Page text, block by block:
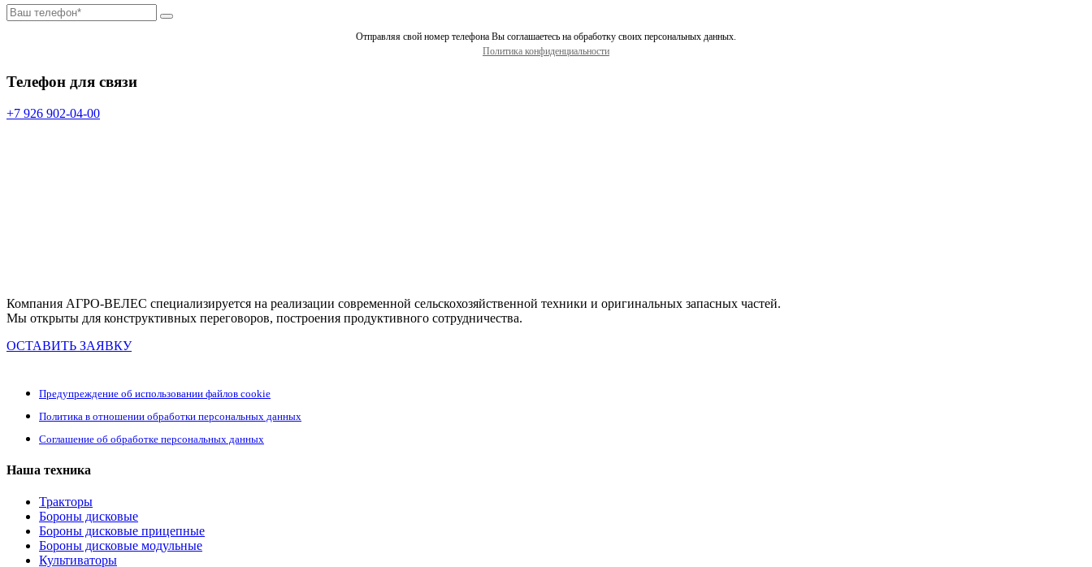
Отправляя свой номер телефона Вы соглашаетесь на обработку своих персональных данных.
Политика конфиденциальности
Телефон для связи
+7 926 902-04-00
Компания АГРО-ВЕЛЕС специализируется на реализации современной сельскохозяйственной техники и оригинальных запасных частей.
Мы открыты для конструктивных переговоров, построения продуктивного сотрудничества.
ОСТАВИТЬ ЗАЯВКУ
Предупреждение об использовании файлов cookie
Политика в отношении обработки персональных данных
Соглашение об обработке персональных данных
Наша техника
Тракторы
Бороны дисковые
Бороны дисковые прицепные
Бороны дисковые модульные
Культиваторы